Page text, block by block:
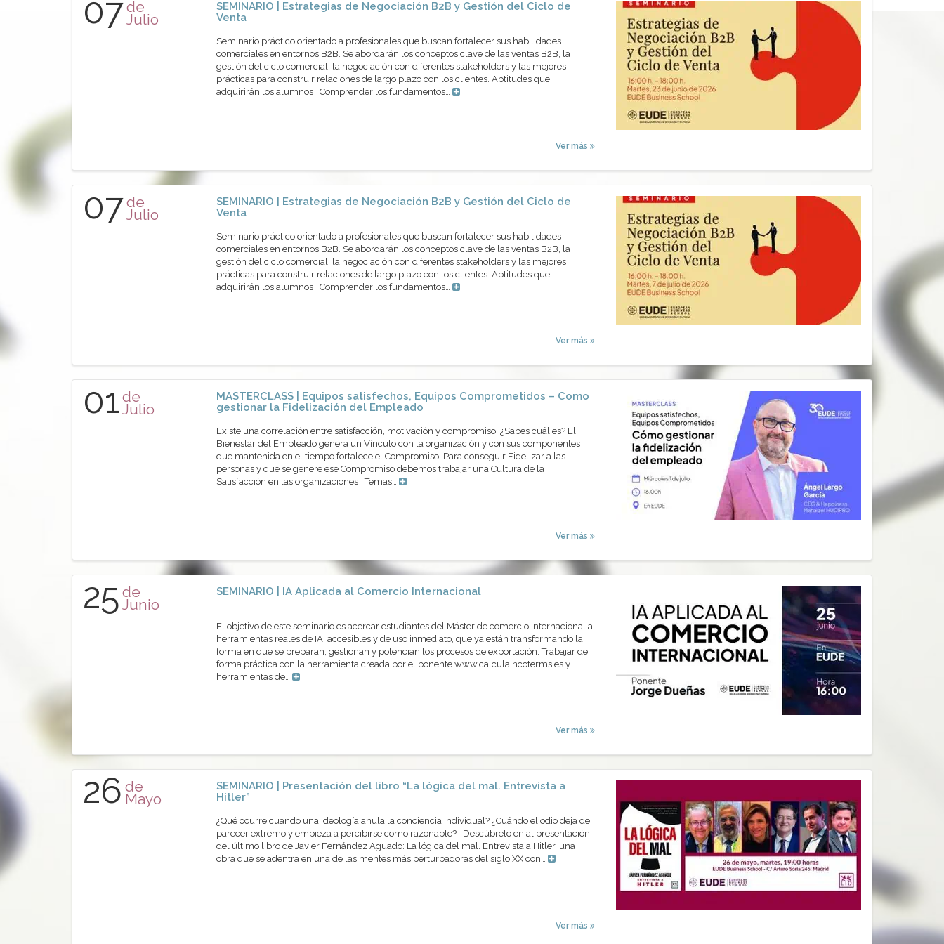
07de
Julio
SEMINARIO | Estrategias de Negociación B2B y Gestión del Ciclo de
Venta
Seminario práctico orientado a profesionales que buscan fortalecer sus habilidades
comerciales en entornos B2B. Se abordarán los conceptos clave de las ventas B2B, la
gestión del ciclo comercial, la negociación con diferentes stakeholders y las mejores
prácticas para construir relaciones de largo plazo con los clientes. Aptitudes que
adquirirán los alumnos Comprender los fundamentos…
Ver más
07de
Julio
SEMINARIO | Estrategias de Negociación B2B y Gestión del Ciclo de
Venta
Seminario práctico orientado a profesionales que buscan fortalecer sus habilidades
comerciales en entornos B2B. Se abordarán los conceptos clave de las ventas B2B, la
gestión del ciclo comercial, la negociación con diferentes stakeholders y las mejores
prácticas para construir relaciones de largo plazo con los clientes. Aptitudes que
adquirirán los alumnos Comprender los fundamentos…
Ver más
01 de
Julio
MASTERCLASS | Equipos satisfechos, Equipos Comprometidos – Como
gestionar la Fidelización del Empleado
Existe una correlación entre satisfacción, motivación y compromiso. ¿Sabes cuál es? El
Bienestar del Empleado genera un Vínculo con la organización y con sus componentes
que mantenida en el tiempo fortalece el Compromiso. Para conseguir Fidelizar a las
personas y que se genere ese Compromiso debemos trabajar una Cultura de la
Satisfacción en las organizaciones Temas…
Ver más
25 de
Junio
SEMINARIO | IA Aplicada al Comercio Internacional
El objetivo de este seminario es acercar estudiantes del Máster de comercio internacional a
herramientas reales de IA, accesibles y de uso inmediato, que ya están transformando la
forma en que se preparan, gestionan y potencian los procesos de exportación. Trabajar de
forma práctica con la herramienta creada por el ponente www.calculaincoterms.es y
herramientas de…
Ver más
26 de
Mayo
SEMINARIO | Presentación del libro “La lógica del mal. Entrevista a
Hitler”
¿Qué ocurre cuando una ideología anula la conciencia individual? ¿Cuándo el odio deja de
parecer extremo y empieza a percibirse como razonable? Descúbrelo en al presentación
del último libro de Javier Fernández Aguado: La lógica del mal. Entrevista a Hitler, una
obra que se adentra en una de las mentes más perturbadoras del siglo XX con…
Ver más